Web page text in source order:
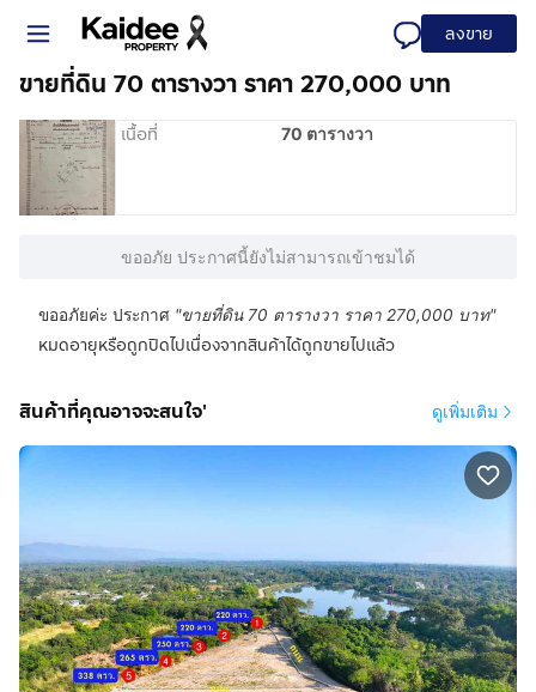
ลงขาย
ขายที่ดิน 70 ตารางวา ราคา 270,000 บาท
เนื้อที่ 70 ตารางวา
ขออภัย ประกาศนี้ยังไม่สามารถเข้าชมได้
ขออภัยค่ะ ประกาศ "ขายที่ดิน 70 ตารางวา ราคา 270,000 บาท"
หมดอายุหรือถูกปิดไปเนื่องจากสินค้าได้ถูกขายไปแล้ว
สินค้าที่คุณอาจจะสนใจ' ดูเพิ่มเติม